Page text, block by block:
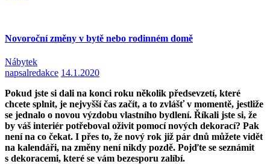
Novoroční změny v bytě nebo rodinném domě
Nábytek
napsalredakce 14.1.2020
Pokud jste si dali na konci roku několik předsevzetí, které
chcete splnit, je nejvyšší čas začít, a to zvlášť v momentě, jestliže
se jednalo o novou výzdobu vlastního bydlení. Říkali jste si, že
by váš interiér potřeboval oživit pomocí nových dekorací? Pak
není na co čekat. I přes to, že nový rok již pár dnů můžete vidět
na kalendáři, na změny není nikdy pozdě. Pojďte se seznámit
s dekoracemi, které se vám bezesporu zalíbí.